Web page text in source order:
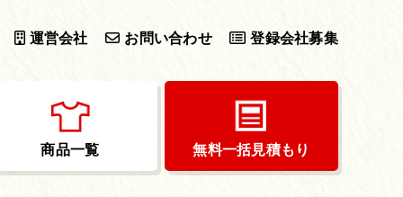
運営会社 お問い合わせ 登録会社募集
商品一覧 無料一括見積もり